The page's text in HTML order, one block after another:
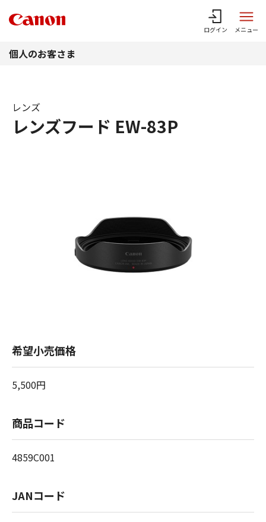
ログイン メニュー
個人のお客さま
レンズフード EW-83P
レンズ
希望小売価格
5,500円
商品コード
4859C001
JANコード